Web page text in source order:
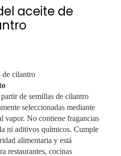
aceite de
de cilantro
de semillas de cilantro
seleccionadas mediante
vapor. No contiene fragancias
ni aditivos químicos. Cumple
alimentaria y está
restaurantes, cocinas